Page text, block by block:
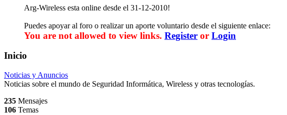
Arg-Wireless esta online desde el 31-12-2010!
Puedes apoyar al foro o realizar un aporte voluntario desde el siguiente enlace:
You are not allowed to view links. Register or Login
Inicio
Noticias y Anuncios
Noticias sobre el mundo de Seguridad Informática, Wireless y otras tecnologías.
235 Mensajes
106 Temas